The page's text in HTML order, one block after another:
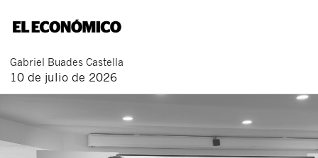
Gabriel Buades Castella
10 de julio de 2026